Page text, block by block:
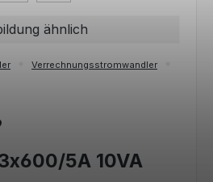
ähnlich
Verrechnungsstromwandler
5A 10VA